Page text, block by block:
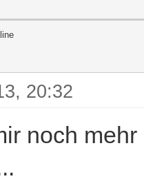
20:32
noch